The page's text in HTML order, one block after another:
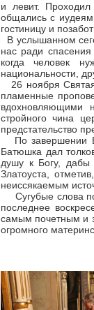
и левит.
общались с
гостиницу и
В услышанном
нас ради спасения
когда человек
национальности,
26 ноября Святая
пламенные
вдохновляющими
стройного чина
предстательство
По завершении
Батюшка дал
душу к Богу, дабы
Златоуста,
неиссякаемым
Сугубые слова
последнее
самым почетным и
огромного